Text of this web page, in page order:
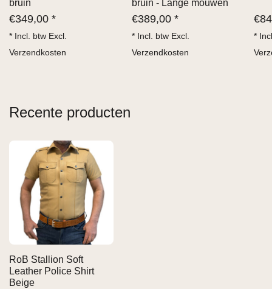
bruin
€349,00 *
* Incl. btw Excl.
Verzendkosten
bruin - Lange mouwen
€389,00 *
* Incl. btw Excl.
Verzendkosten
€
*
Recente producten
RoB Stallion Soft
Leather Police Shirt
Beige